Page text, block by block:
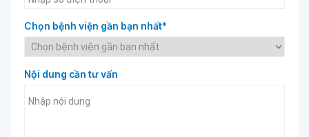
Chọn bệnh viện gần bạn nhất*
Nội dung cần tư vấn